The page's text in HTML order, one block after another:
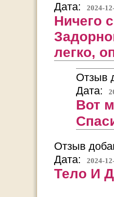
Дата:
2024-
Ничего
легко,
Отзыв
Дата:
Вот
Отзыв
Дата:
2024-
Тело И